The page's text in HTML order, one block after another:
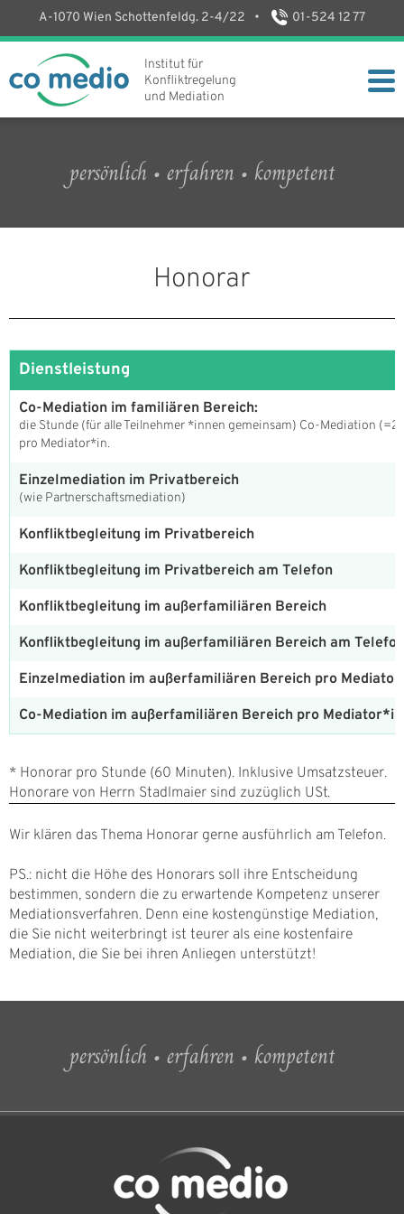
A-1070 Wien Schottenfeldg. 2-4/22 • 01-524 12 77
Institut für
Konfliktregelung
und Mediation
persönlich • erfahren • kompetent
Honorar
Dienstleistung
Co-Mediation im familiären Bereich:
die Stunde (für alle Teilnehmer *innen gemeinsam) Co-Mediation
pro Mediator*in.
Einzelmediation im Privatbereich
(wie Partnerschaftsmediation)
Konfliktbegleitung im Privatbereich
Konfliktbegleitung im Privatbereich am Telefon
Konfliktbegleitung im außerfamiliären Bereich
Konfliktbegleitung im außerfamiliären Bereich am Telefon
Einzelmediation im außerfamiliären Bereich pro
Co-Mediation im außerfamiliären Bereich pro Mediator*in
* Honorar pro Stunde (60 Minuten). Inklusive Umsatzsteuer.
Honorare von Herrn Stadlmaier sind zuzüglich USt.
Wir klären das Thema Honorar gerne ausführlich am Telefon.
PS.: nicht die Höhe des Honorars soll ihre Entscheidung
bestimmen, sondern die zu erwartende Kompetenz unserer
Mediationsverfahren. Denn eine kostengünstige Mediation,
die Sie nicht weiterbringt ist teurer als eine kostenfaire
Mediation, die Sie bei ihren Anliegen unterstützt!
persönlich • erfahren • kompetent
Honorar
Team
Kontakt